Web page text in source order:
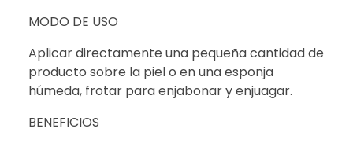
MODO DE USO
Aplicar directamente una pequeña cantidad de
producto sobre la piel o en una esponja
húmeda, frotar para enjabonar y enjuagar.
BENEFICIOS